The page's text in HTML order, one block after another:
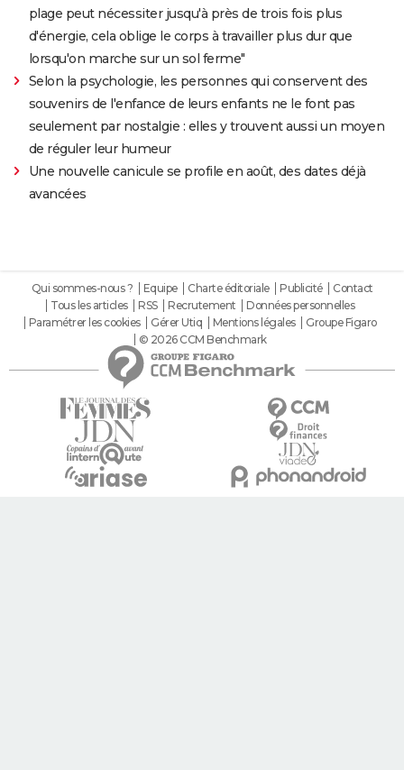
plage peut nécessiter jusqu'à près de trois fois plus
d'énergie, cela oblige le corps à travailler plus dur que
lorsqu'on marche sur un sol ferme"
Selon la psychologie, les personnes qui conservent des
souvenirs de l'enfance de leurs enfants ne le font pas
seulement par nostalgie : elles y trouvent aussi un moyen
de réguler leur humeur
Une nouvelle canicule se profile en août, des dates déjà
avancées
Qui sommes-nous ? Equipe Charte éditoriale Publicité
Contact
Tous les articles
RSS Recrutement
Données personnelles
Paramétrer les cookies
Gérer Utiq Mentions légales
Groupe Figaro
© 2026 CCM Benchmark